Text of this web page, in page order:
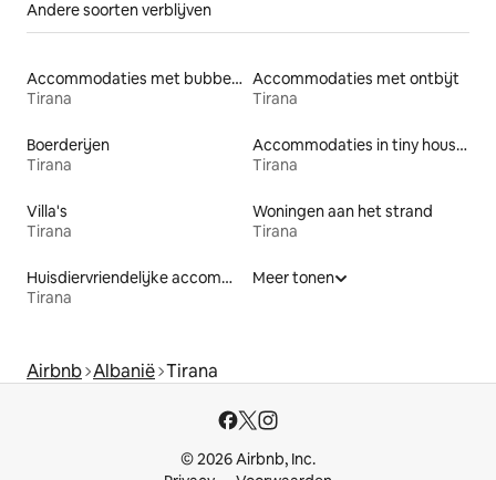
Andere soorten verblijven
Accommodaties met bubbelbad
Tirana
Accommodaties met ontbijt
Tirana
Boerderijen
Tirana
Accommodaties in tiny houses
Tirana
Villa's
Tirana
Woningen aan het strand
Tirana
Huisdiervriendelijke accommodaties
Tirana
Meer tonen
Airbnb Albanië Tirana
© 2026 Airbnb, Inc.